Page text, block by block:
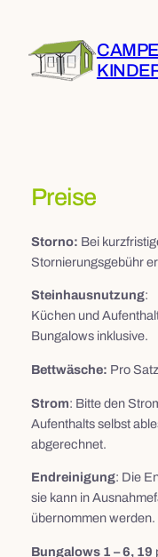
springen
Preise
Storno: Bei
Stornierungsgebühr
Steinhausnutzung:
Küchen und
Bungalows inklusive.
Bettwäsche: Pro
Strom: Bitte den
Aufenthalts selbst
abgerechnet.
Endreinigung: Die
sie kann in
übernommen
Bungalows 1 – 6, 19